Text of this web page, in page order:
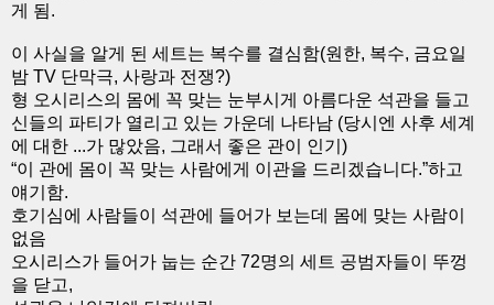
게 됨.
이 사실을 알게 된 세트는 복수를 결심함(원한, 복수, 금요일
밤 TV 단막극, 사랑과 전쟁?)
형 오시리스의 몸에 꼭 맞는 눈부시게 아름다운 석관을 들고
신들의 파티가 열리고 있는 가운데 나타남 (당시엔 사후 세계
에 대한 ...가 많았음, 그래서 좋은 관이 인기)
“이 관에 몸이 꼭 맞는 사람에게 이관을 드리겠습니다.”하고
얘기함.
호기심에 사람들이 석관에 들어가 보는데 몸에 맞는 사람이
없음
오시리스가 들어가 눕는 순간 72명의 세트 공범자들이 뚜껑
을 닫고,